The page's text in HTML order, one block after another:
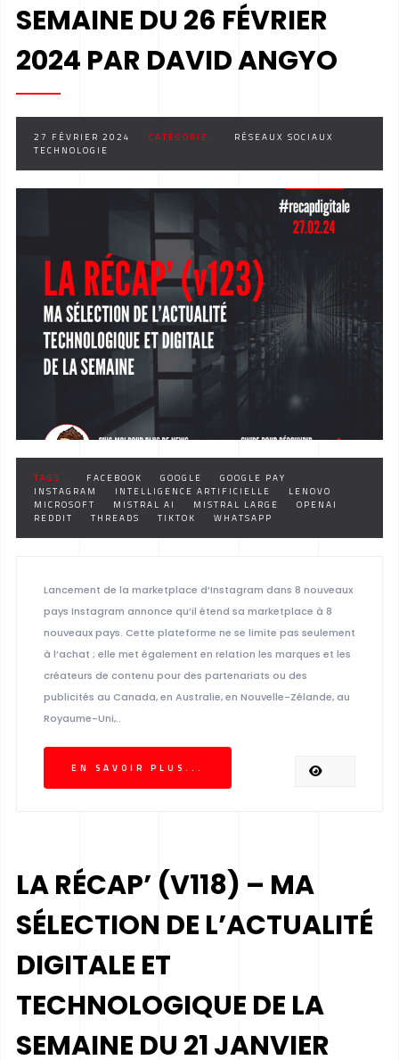
SEMAINE DU 26 FÉVRIER
2024 PAR DAVID ANGYO
27 FÉVRIER 2024 CATÉGORIE :
RÉSEAUX SOCIAUX
TECHNOLOGIE
TAGS : FACEBOOK GOOGLE
GOOGLE PAY
INSTAGRAM
INTELLIGENCE ARTIFICIELLE
LENOVO
MICROSOFT
MISTRAL AI MISTRAL LARGE
OPENAI
REDDIT
THREADS TIKTOK WHATSAPP
Lancement de la marketplace d’Instagram dans 8 nouveaux
pays Instagram annonce qu’il étend sa marketplace à 8
nouveaux pays. Cette plateforme ne se limite pas seulement
à l’achat ; elle met également en relation les marques et les
créateurs de contenu pour des partenariats ou des
publicités au Canada, en Australie, en Nouvelle-Zélande, au
Royaume-Uni,..
EN SAVOIR PLUS...
LA RÉCAP’ (V118) – MA
SÉLECTION DE L’ACTUALITÉ
DIGITALE ET
TECHNOLOGIQUE DE LA
SEMAINE DU 21 JANVIER